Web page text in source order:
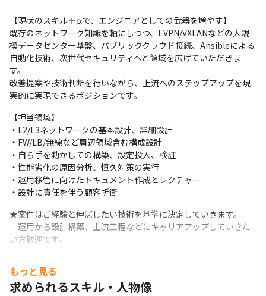
【現状のスキル＋αで、エンジニアとしての武器を増やす】
既存のネットワーク知識を軸にしつつ、EVPN/VXLANなどの大規
模データセンター基盤、パブリッククラウド接続、Ansibleによる
自動化技術、次世代セキュリティへと領域を広げていただきま
す。
改善提案や技術判断を行いながら、上流へのステップアップを現
実的に実現できるポジションです。
【担当領域】
・L2/L3ネットワークの基本設計、詳細設計
・FW/LB/無線など周辺領域含む構成設計
・自ら手を動かしての構築、設定投入、検証
・性能劣化の原因分析、恒久対策の実行
・運用移管に向けたドキュメント作成とレクチャー
・設計に責任を伴う顧客折衝
★案件はご経験と伸ばしたい技術を基準に決定していきます。
運用から設計構築、上流工程などにキャリアアップしていきた
い方歓迎です。
・EVPN/VXLANを用いたDCネットワーク刷新
・ゼロトラスト設計（802.1X/RADIUS/SASE）
もっと見る
求められるスキル・人物像